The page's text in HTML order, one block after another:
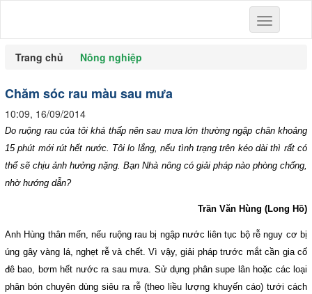
Toggle
navigation
Trang chủ
Nông nghiệp
Chăm sóc rau màu sau mưa
10:09, 16/09/2014
Do ruộng rau của tôi khá thấp nên sau mưa lớn thường ngập chân khoảng
15 phút mới rút hết nước. Tôi lo lắng, nếu tình trạng trên kéo dài thì rất có
thể sẽ chịu ảnh hưởng nặng. Bạn Nhà nông có giải pháp nào phòng chống,
nhờ hướng dẫn?
Trần Văn Hùng (Long Hồ)
Anh Hùng thân mến, nếu ruộng rau bị ngập nước liên tục bộ rễ nguy cơ bị
úng gây vàng lá, nghẹt rễ và chết. Vì vậy, giải pháp trước mắt cần gia cố
đê bao, bơm hết nước ra sau mưa. Sử dụng phân supe lân hoặc các loại
phân bón chuyên dùng siêu ra rễ (theo liều lượng khuyến cáo) tưới cách